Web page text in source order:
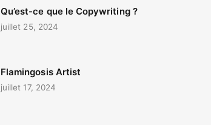
Qu’est-ce que le Copywriting ?
juillet 25, 2024
Flamingosis Artist
juillet 17, 2024